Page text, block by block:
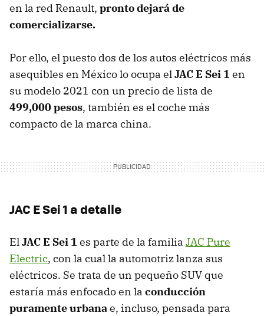
en la red Renault, pronto dejará de
comercializarse.
Por ello, el puesto dos de los autos eléctricos más
asequibles en México lo ocupa elJAC E Sei 1 en
su modelo 2021 con un precio de lista de
499,000 pesos, también es el coche más
compacto de la marca china.
JAC E Sei 1 a detalle
ElJAC E Sei 1 es parte de la familia JAC Pure
Electric, con la cual la automotriz lanza sus
eléctricos. Se trata de un pequeño SUV que
estaría más enfocado en la conducción
puramente urbanae, incluso, pensada para